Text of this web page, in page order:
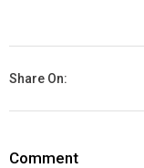
Share On:
Comment